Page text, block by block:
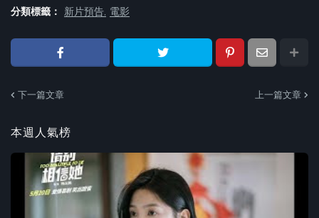
分類標籤： 新片預告 電影
下一篇文章 上一篇文章
本週人氣榜